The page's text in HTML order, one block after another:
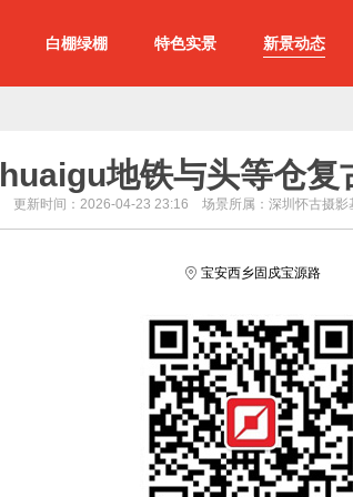
白棚绿棚 特色实景 新景动态
huaigu地铁与头等仓复
更新时间：2026-04-23 23:16 场景所属：深圳怀古摄
宝安西乡固戍宝源路